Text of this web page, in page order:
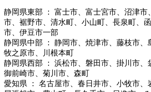
静岡県東部 ： 富士市、富士宮市、沼津市
市、裾野市、清水町、小山町、長泉町、
市、伊豆市一部
静岡県中部 ： 静岡市、焼津市、藤枝市、
牧之原市、川根本町
静岡県西部 ： 浜松市、磐田市、掛川市、
御前崎市、菊川市、森町
愛知県 ： 名古屋市、春日井市、小牧市、